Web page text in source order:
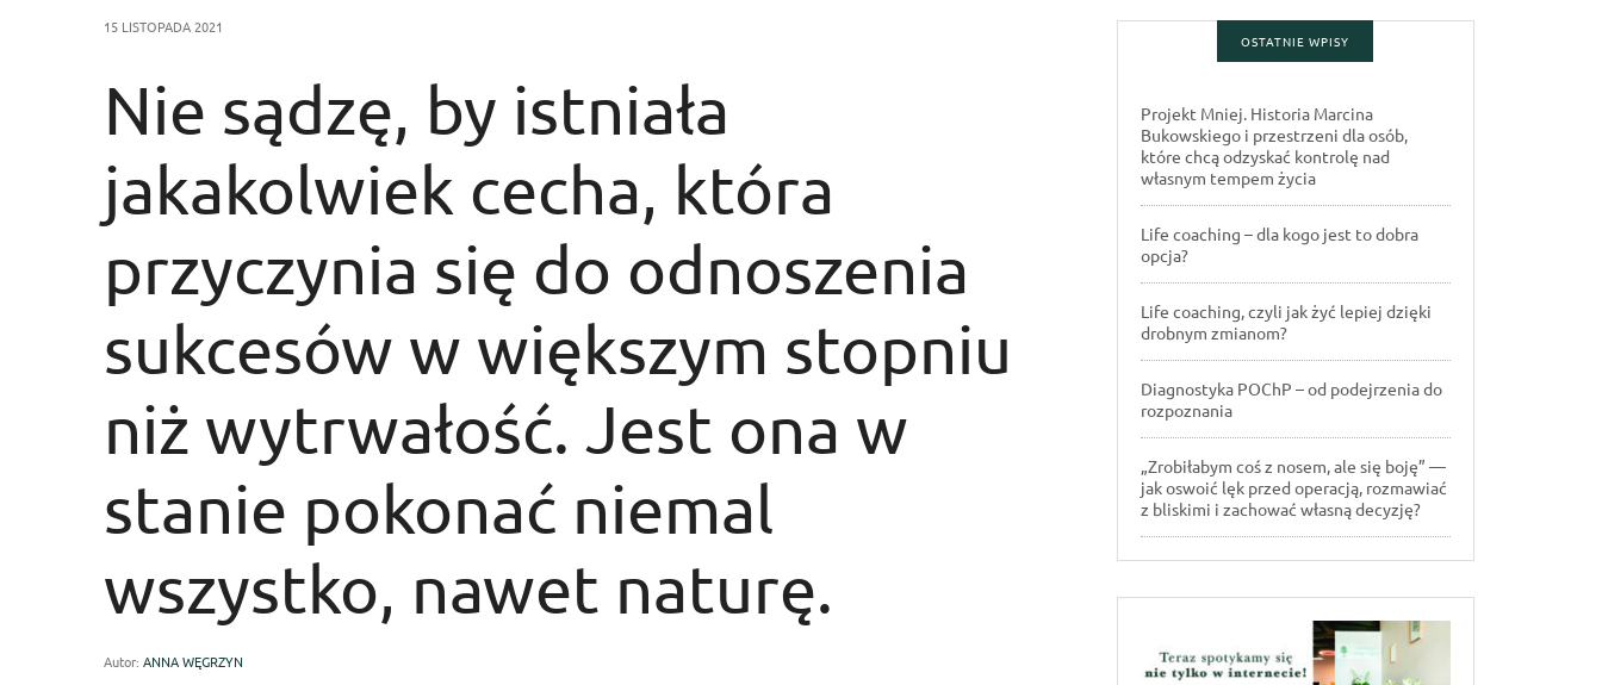
15 LISTOPADA 2021
Nie sądzę, by istniała
jakakolwiek cecha, która
przyczynia się do odnoszenia
sukcesów w większym stopniu
niż wytrwałość. Jest ona w
stanie pokonać niemal
wszystko, nawet naturę.
Autor: ANNA WĘGRZYN
OSTATNIE WPISY
Projekt Mniej. Historia Marcina
Bukowskiego i przestrzeni dla osób,
które chcą odzyskać kontrolę nad
własnym tempem życia
Life coaching – dla kogo jest to dobra
opcja?
Life coaching, czyli jak żyć lepiej dzięki
drobnym zmianom?
Diagnostyka POChP – od podejrzenia do
rozpoznania
„Zrobiłabym coś z nosem, ale się boję” —
jak oswoić lęk przed operacją, rozmawiać
z bliskimi i zachować własną decyzję?